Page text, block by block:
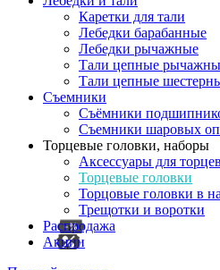
Каретки для тали
Лебедки барабанные
Лебедки рычажные
Тали цепные
Тали цепные
Съемники
Съёмники
Съемники шаровых
Торцевые головки, наборы
Аксессуары для
Торцевые головки
Торцовые головки в
Трещотки и воротки
Распродажа
Акции